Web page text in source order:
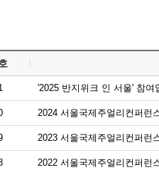
'2025 반지위크 인 서울' 참
2024 서울국제주얼리컨퍼런
2023 서울국제주얼리컨퍼런
2022 서울국제주얼리컨퍼런